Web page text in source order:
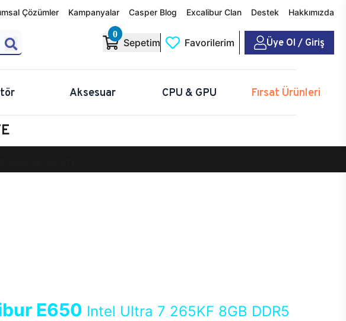
Çözümler Kampanyalar Casper Blog Excalibur Clan Destek Hakkımızda
0
Sepetim Favorilerim Üye Ol / Giriş
Aksesuar CPU & GPU Fırsat Ürünleri
E650 Intel Ultra 7 265KF 8GB DDR5